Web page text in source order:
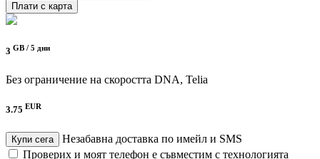
Плати с карта
3 GB / 5 дни
Без ограничение на скоростта DNA, Telia
3.75 EUR
Купи сега
Незабавна доставка по имейл и SMS
Проверих и моят телефон е съвместим с технологията